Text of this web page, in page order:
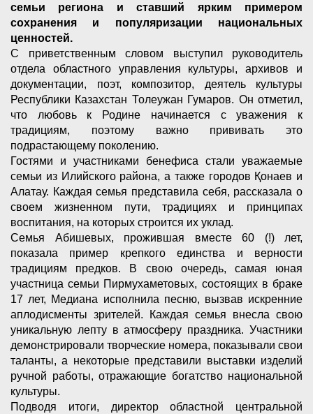
семьи региона и ставший ярким примером
сохранения и популяризации национальных
ценностей.
С приветственным словом выступил руководитель
отдела областного управления культуры, архивов и
документации, поэт, композитор, деятель культуры
Республики Казахстан Толеужан Гумаров. Он отметил,
что любовь к Родине начинается с уважения к
традициям, поэтому важно прививать это
подрастающему поколению.
Гостями и участниками бенефиса стали уважаемые
семьи из Илийского района, а также городов Қонаев и
Алатау. Каждая семья представила себя, рассказала о
своем жизненном пути, традициях и принципах
воспитания, на которых строится их уклад.
Семья Абишевых, прожившая вместе 60 (!) лет,
показала пример крепкого единства и верности
традициям предков. В свою очередь, самая юная
участница семьи Пирмухаметовых, состоящих в браке
17 лет, Медиана исполнила песню, вызвав искренние
аплодисменты зрителей. Каждая семья внесла свою
уникальную лепту в атмосферу праздника. Участники
демонстрировали творческие номера, показывали свои
таланты, а некоторые представили выставки изделий
ручной работы, отражающие богатство национальной
культуры.
Подводя итоги, директор областной центральной